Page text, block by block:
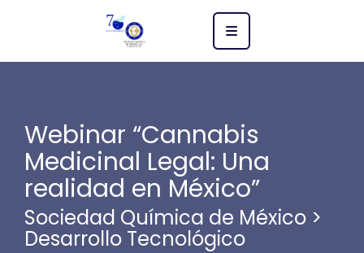
Webinar “Cannabis
Medicinal Legal: Una
realidad en México”
Sociedad Química de México >
Desarrollo Tecnológico